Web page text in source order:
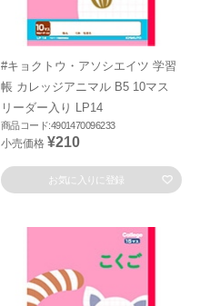
#キョクトウ・アソシエイツ 学習
帳 カレッジアニマル B5 10マス
リーダー入り LP14
商品コード:4901470096233
小売価格 ¥210
お気に入りに登録